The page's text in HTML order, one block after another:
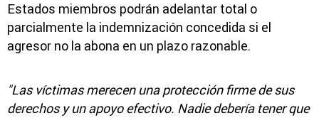
Estados miembros podrán adelantar total o
parcialmente la indemnización concedida si el
agresor no la abona en un plazo razonable.
"Las víctimas merecen una protección firme de sus
derechos y un apoyo efectivo. Nadie debería tener que